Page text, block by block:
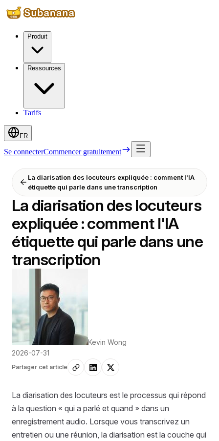
Produit
Ressources
Tarifs
FR
Se connecterCommencer gratuitement
La diarisation des locuteurs expliquée : comment l'IA
étiquette qui parle dans une transcription
La diarisation des locuteurs
expliquée : comment l'IA
étiquette qui parle dans une
transcription
Kevin Wong
2026-07-31
Partager cet article
La diarisation des locuteurs est le processus qui répond
à la question « qui a parlé et quand » dans un
enregistrement audio. Lorsque vous transcrivez un
entretien ou une réunion, la diarisation est la couche qui